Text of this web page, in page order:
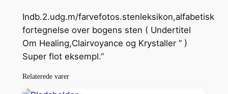
a
l
i
n
g
Indb.2.udg.m/farvefotos.stenleksikon,alfabetisk
fortegnelse over bogens sten ( Undertitel
Om Healing,Clairvoyance og Krystaller ” )
Super flot eksempl.”
Relaterede varer